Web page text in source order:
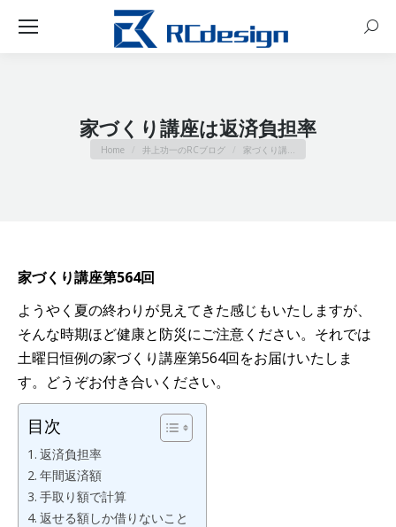
家づくり講座は返済負担率
You are here:
Home 井上功一のRCブログ 家づくり講…
家づくり講座第564回
ようやく夏の終わりが見えてきた感じもいたしますが、
そんな時期ほど健康と防災にご注意ください。それでは
土曜日恒例の家づくり講座第564回をお届けいたしま
す。どうぞお付き合いください。
目次
返済負担率
年間返済額
手取り額で計算
返せる額しか借りないこと